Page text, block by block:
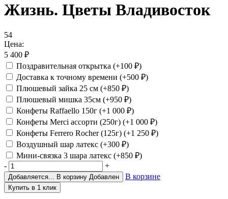
Жизнь. Цветы Владивосток
54
Цена:
5 400 ₽
Поздравительная открытка (+100 ₽)
Доставка к точному времени (+500 ₽)
Плюшевый зайка 25 см (+850 ₽)
Плюшевый мишка 35см (+950 ₽)
Конфеты Raffaello 150г (+1 000 ₽)
Конфеты Merci ассорти (250г) (+1 000 ₽)
Конфеты Ferrero Rocher (125г) (+1 250 ₽)
Воздушный шар латекс (+300 ₽)
Мини-связка 3 шара латекс (+850 ₽)
-
+
Добавляется... В корзину Добавлен В корзине